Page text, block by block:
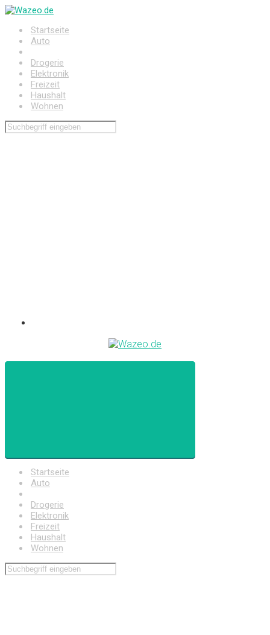
Zum
springenStartseite
Auto
Drogerie
Elektronik
Freizeit
Haushalt
Wohnen
Startseite
Auto
Drogerie
Elektronik
Freizeit
Haushalt
Wohnen